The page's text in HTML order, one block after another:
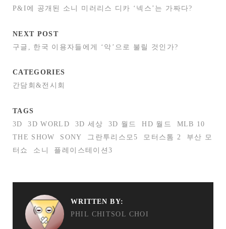
P&I에 공개된 소니 미러리스 디카 ‘넥스’는 가짜다?
NEXT POST
구글, 한국 이용자들에게 ‘악’으로 불릴 것인가?
CATEGORIES
간담회&전시회
TAGS
3D
3D WORLD 3D 세상 3D 월드 HD 월드
MLB 10
THE SHOW
SONY 그란투리스모5 모터스톰 2
부산 모
터쇼
소니 플레이스테이션3
WRITTEN BY:
PHIL CHITSOL CHOI